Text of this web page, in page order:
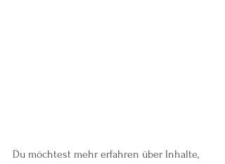
Du möchtest mehr erfahren über Inhalte,